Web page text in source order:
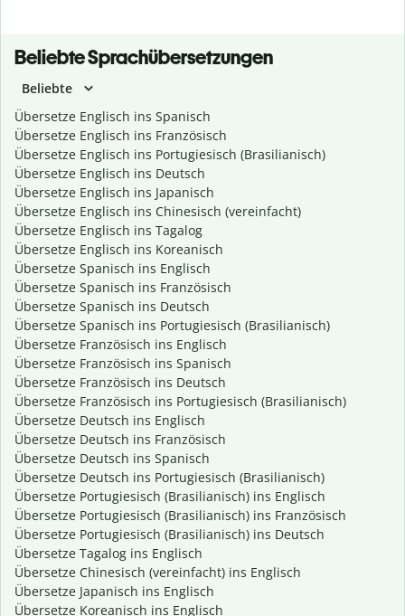
Beliebte Sprachübersetzungen
Beliebte
Übersetze Englisch ins Spanisch
Übersetze Englisch ins Französisch
Übersetze Englisch ins Portugiesisch (Brasilianisch)
Übersetze Englisch ins Deutsch
Übersetze Englisch ins Japanisch
Übersetze Englisch ins Chinesisch (vereinfacht)
Übersetze Englisch ins Tagalog
Übersetze Englisch ins Koreanisch
Übersetze Spanisch ins Englisch
Übersetze Spanisch ins Französisch
Übersetze Spanisch ins Deutsch
Übersetze Spanisch ins Portugiesisch (Brasilianisch)
Übersetze Französisch ins Englisch
Übersetze Französisch ins Spanisch
Übersetze Französisch ins Deutsch
Übersetze Französisch ins Portugiesisch (Brasilianisch)
Übersetze Deutsch ins Englisch
Übersetze Deutsch ins Französisch
Übersetze Deutsch ins Spanisch
Übersetze Deutsch ins Portugiesisch (Brasilianisch)
Übersetze Portugiesisch (Brasilianisch) ins Englisch
Übersetze Portugiesisch (Brasilianisch) ins Französisch
Übersetze Portugiesisch (Brasilianisch) ins Deutsch
Übersetze Tagalog ins Englisch
Übersetze Chinesisch (vereinfacht) ins Englisch
Übersetze Japanisch ins Englisch
Übersetze Koreanisch ins Englisch